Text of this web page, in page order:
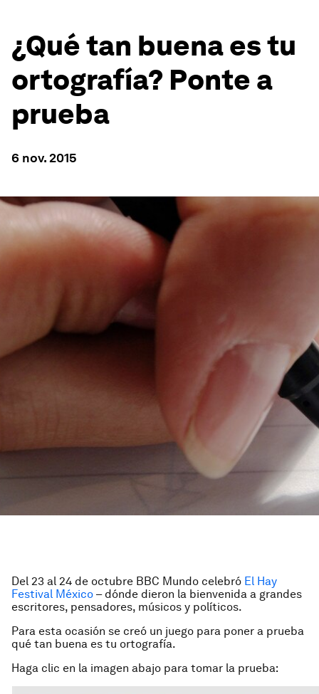
¿Qué tan buena es tu
ortografía? Ponte a
prueba
6 nov. 2015
Del 23 al 24 de octubre BBC Mundo celebró El Hay
Festival México – dónde dieron la bienvenida a grandes
escritores, pensadores, músicos y políticos.
Para esta ocasión se creó un juego para poner a prueba
qué tan buena es tu ortografía.
Haga clic en la imagen abajo para tomar la prueba: